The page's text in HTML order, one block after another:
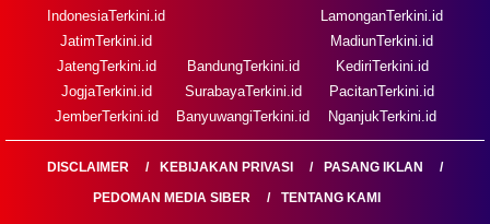
IndonesiaTerkini.id
JatimTerkini.id
JatengTerkini.id
JogjaTerkini.id
JemberTerkini.id
BandungTerkini.id
SurabayaTerkini.id
BanyuwangiTerkini.id
LamonganTerkini.id
MadiunTerkini.id
KediriTerkini.id
PacitanTerkini.id
NganjukTerkini.id
DISCLAIMER KEBIJAKAN PRIVASI
PASANG IKLAN
PEDOMAN MEDIA SIBER
TENTANG KAMI